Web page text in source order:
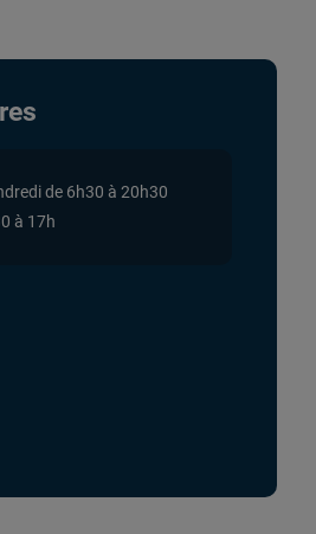
de 6h30 à 20h30
à 17h